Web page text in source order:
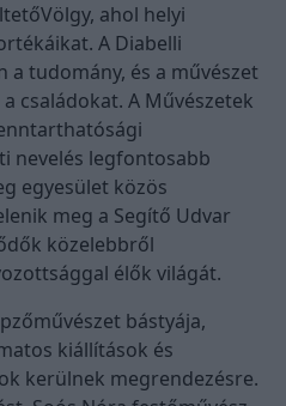
ahol helyi
A Diabelli
a tudomány, és a művészet
családokat. A Művészetek
nevelés legfontosabb
egyesület közös
meg a Segítő Udvar
közelebbről
élők világát.
bástyája,
kiállítások és
kerülnek megrendezésre.